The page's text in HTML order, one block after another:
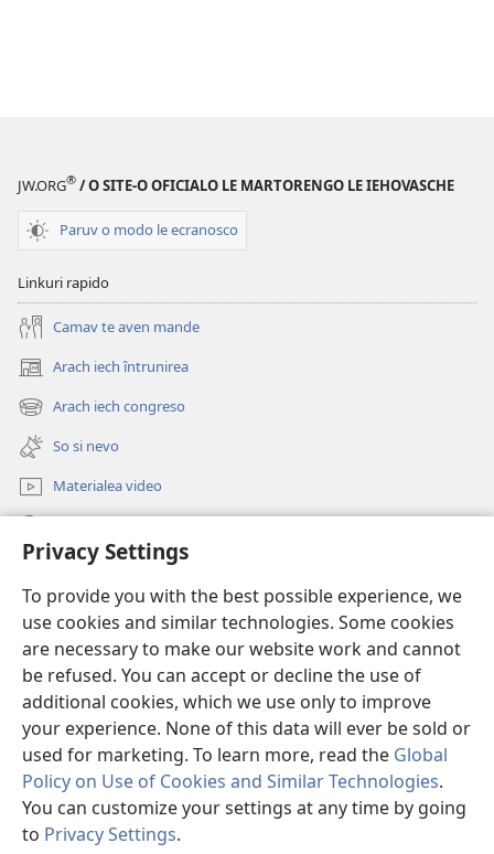
Privacy Settings
To provide you with the best possible experience, we
use cookies and similar technologies. Some cookies
are necessary to make our website work and cannot
be refused. You can accept or decline the use of
additional cookies, which we use only to improve
your experience. None of this data will ever be sold or
used for marketing. To learn more, read the Global
Policy on Use of Cookies and Similar Technologies.
You can customize your settings at any time by going
to Privacy Settings.
JW.ORG® / O SITE-O OFICIALO LE MARTORENGO LE IEHOVASCHE
Paruv o modo le ecranosco
Linkuri rapido
Camav te aven mande
Arach iech întrunirea
(opens
new
window)
Arach iech congreso
(opens
new
window)
So si nevo
Materialea video
(opens
window)Watchtower ONLINE LIBRARY™
(opens
new
window)JW Hub ®
(opens
new
window)
Copyright© 2026 Watch Tower Bible and Tract Society of Pennsylvania.
TERMENI DE UTILIZARE|